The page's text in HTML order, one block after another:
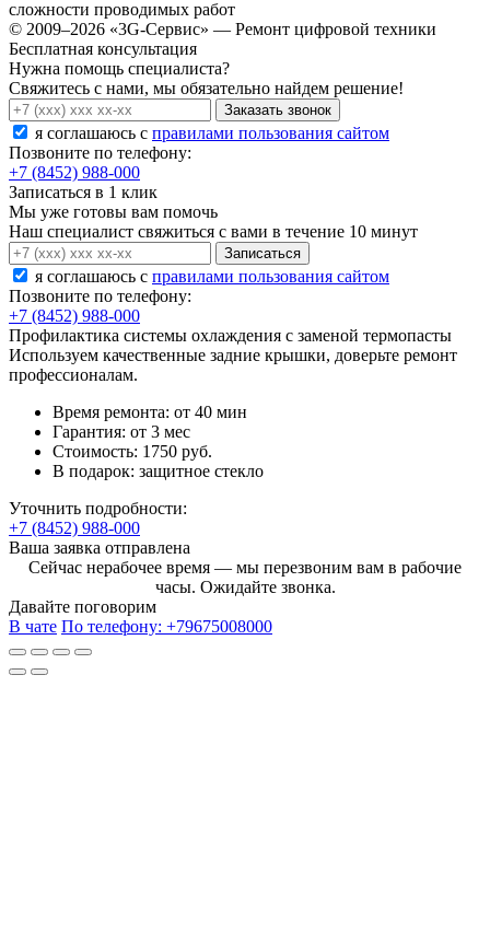
сложности проводимых работ
© 2009–2026 «3G-Сервис» — Ремонт цифровой техники
Бесплатная консультация
Нужна помощь специалиста?
Свяжитесь с нами, мы обязательно найдем решение!
Заказать звонок
я соглашаюсь c правилами пользования сайтом
Позвоните по телефону:
+7 (8452) 988-000
Записаться в 1 клик
Мы уже готовы вам помочь
Наш специалист свяжиться с вами в течение 10 минут
Записаться
я соглашаюсь c правилами пользования сайтом
Позвоните по телефону:
+7 (8452) 988-000
Профилактика системы охлаждения с заменой термопасты
Используем качественные задние крышки, доверьте ремонт
профессионалам.
Время ремонта: от 40 мин
Гарантия: от 3 мес
Стоимость: 1750 руб.
В подарок: защитное стекло
Уточнить подробности:
+7 (8452) 988-000
Ваша заявка отправлена
Сейчас нерабочее время — мы перезвоним вам в рабочие
часы. Ожидайте звонка.
Давайте поговорим
В чате По телефону: +79675008000